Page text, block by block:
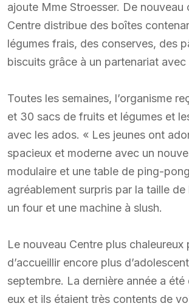
ajoute Mme Stroesser. De nouveau
Centre distribue des boîtes
légumes frais, des conserves, des
biscuits grâce à un partenariat avec
Toutes les semaines, l’organisme
et 30 sacs de fruits et légumes et
avec les ados. « Les jeunes ont
spacieux et moderne avec un
modulaire et une table de ping-
agréablement surpris par la taille
un four et une machine à slush.
Le nouveau Centre plus chaleureux
d’accueillir encore plus
septembre. La dernière année a
eux et ils étaient très contents de